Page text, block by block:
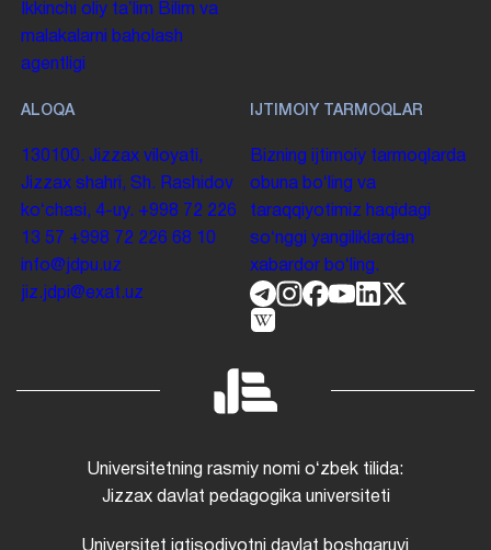
Ikkinchi oliy taʼlim Bilim va
malakalarni baholash
agentligi
ALOQA
130100. Jizzax viloyati,
Jizzax shahri, Sh. Rashidov
koʻchasi, 4-uy. +998 72 226
13 57 +998 72 226 68 10
info@jdpu.uz
jiz.jdpi@exat.uz
IJTIMOIY TARMOQLAR
Bizning ijtimoiy tarmoqlarda
obuna boʻling va
taraqqiyotimiz haqidagi
soʻnggi yangiliklardan
xabardor boʻling.
Universitetning rasmiy nomi oʻzbek tilida:
Jizzax davlat pedagogika universiteti
Universitet iqtisodiyotni davlat boshqaruvi